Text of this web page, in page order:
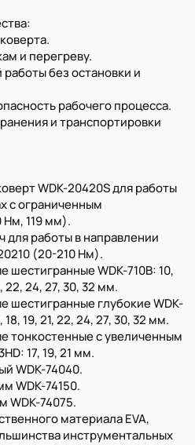
и перегреву.
без остановки и
рабочего процесса.
и транспортировки
WDK-20420S для работы
с ограниченным
Нм, 119 мм).
работы в направлении
(20-210 Нм).
шестигранные WDK-710B: 10,
22, 24, 27, 30, 32 мм.
шестигранные глубокие WDK-
18, 19, 21, 22, 24, 27, 30, 32 мм.
тонкостенные с увеличенным
17, 19, 21 мм.
WDK-74040.
WDK-74150.
WDK-74075.
материала EVA,
инструментальных